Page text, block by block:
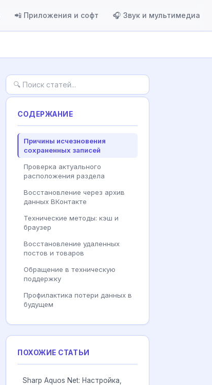
📲 Приложения и софт 🎧 Звук и мультимедиа
СОДЕРЖАНИЕ
Причины исчезновения
сохраненных записей
Проверка актуального
расположения раздела
Восстановление через архив
данных ВКонтакте
Технические методы: кэш и
браузер
Восстановление удаленных
постов и товаров
Обращение в техническую
поддержку
Профилактика потери данных в
будущем
ПОХОЖИЕ СТАТЬИ
Sharp Aquos Net: Настройка,